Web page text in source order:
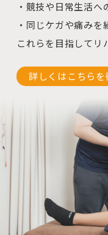
・競技や日常生活
・同じケガや痛み
これらを目指してリ
詳しくはこちら